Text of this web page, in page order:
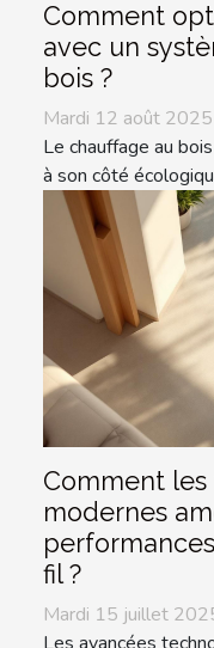
Comment
avec un
bois ?
Mardi 12 août
Le chauffage au
à son côté
Comment
modernes
fil ?
Mardi 15 juillet